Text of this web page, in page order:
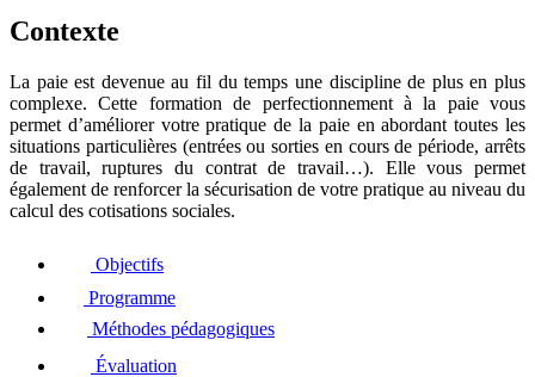
Contexte
La paie est devenue au fil du temps une discipline de plus en plus
complexe. Cette formation de perfectionnement à la paie vous
permet d’améliorer votre pratique de la paie en abordant toutes les
situations particulières (entrées ou sorties en cours de période, arrêts
de travail, ruptures du contrat de travail…). Elle vous permet
également de renforcer la sécurisation de votre pratique au niveau du
calcul des cotisations sociales.
Objectifs
Programme
Méthodes pédagogiques
Évaluation